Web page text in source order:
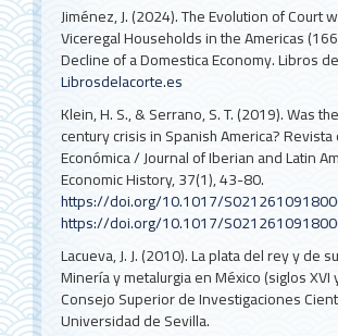
Jiménez, J. (2024). The Evolution of Court
Viceregal Households in the Americas
Decline of a Domestica Economy. Libros
Librosdelacorte.es
Klein, H. S., & Serrano, S. T. (2019). Was
century crisis in Spanish America?
Económica / Journal of Iberian and Latin
Economic History, 37(1), 43-80.
https://doi.org/10.1017/
https://doi.org/10.1017/
Lacueva, J. J. (2010). La plata del rey y de
Minería y metalurgia en México (siglos XVI
Consejo Superior de Investigaciones
Universidad de Sevilla.